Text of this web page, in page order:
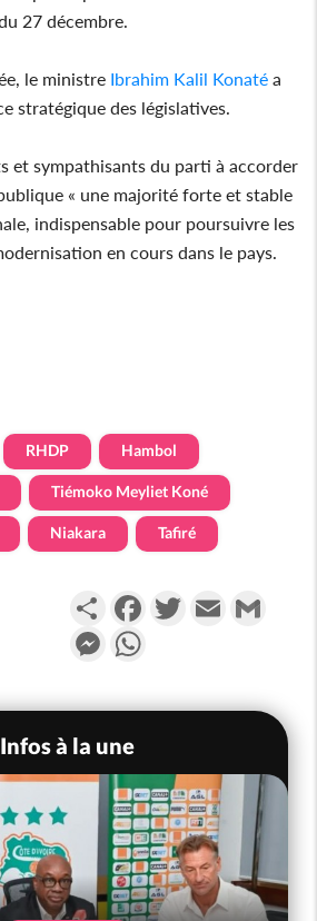
27 décembre.
le ministre Ibrahim Kalil Konaté a
stratégique des législatives.
et sympathisants du parti à accorder
« une majorité forte et stable
indispensable pour poursuivre les
en cours dans le pays.
RHDP Hambol
Tiémoko Meyliet Koné
Niakara Tafiré
PartagerFacebookTwitterEmail
Messenger
Infos à la une